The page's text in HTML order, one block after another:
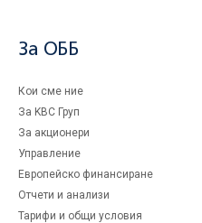
За ОББ
Кои сме ние
За KBC Груп
За акционери
Управление
Европейско финансиране
Отчети и анализи
Тарифи и общи условия